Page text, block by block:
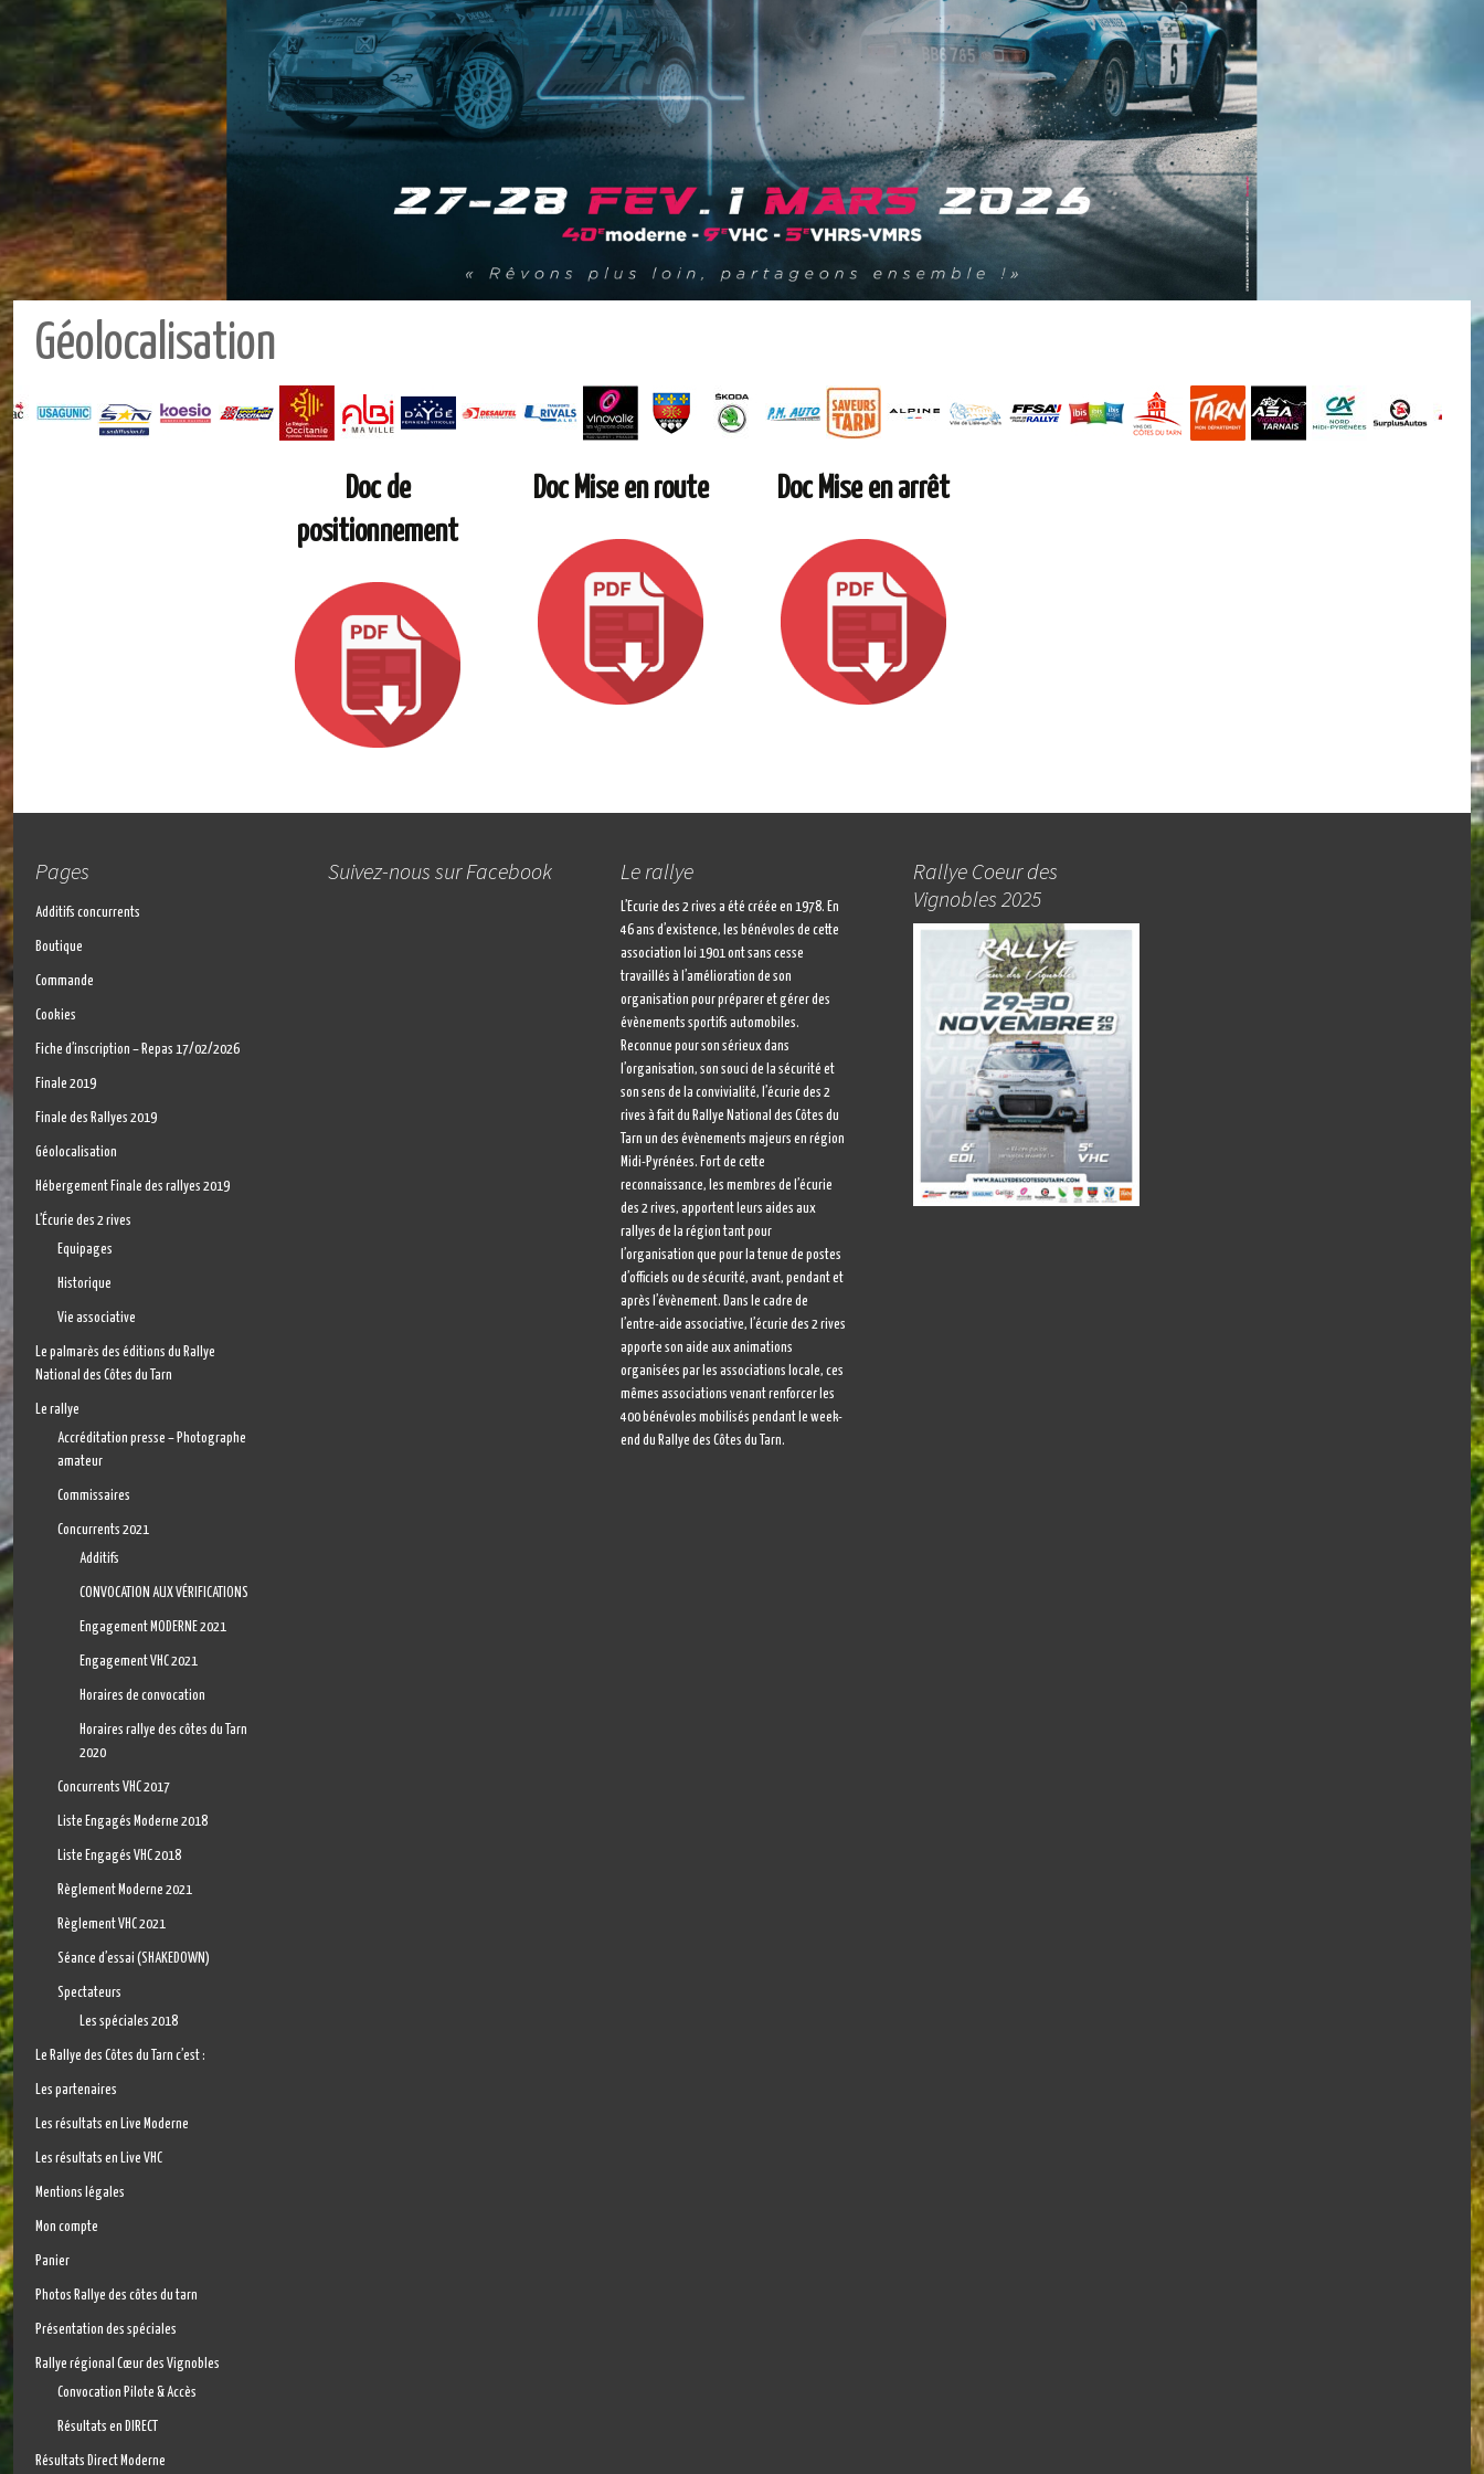
Géolocalisation
Doc de
positionnement
Doc Mise en route Doc Mise en arrêt
Pages
Additifs concurrents
Boutique
Commande
Cookies
Fiche d’inscription – Repas 17/02/2026
Finale 2019
Finale des Rallyes 2019
Géolocalisation
Hébergement Finale des rallyes 2019
L’Écurie des 2 rives
Equipages
Historique
Vie associative
Le palmarès des éditions du Rallye
National des Côtes du Tarn
Le rallye
Accréditation presse – Photographe
amateur
Commissaires
Concurrents 2021
Additifs
CONVOCATION AUX VÉRIFICATIONS
Engagement MODERNE 2021
Engagement VHC 2021
Horaires de convocation
Horaires rallye des côtes du Tarn
2020
Concurrents VHC 2017
Liste Engagés Moderne 2018
Liste Engagés VHC 2018
Règlement Moderne 2021
Règlement VHC 2021
Séance d’essai (SHAKEDOWN)
Spectateurs
Les spéciales 2018
Le Rallye des Côtes du Tarn c’est :
Les partenaires
Les résultats en Live Moderne
Les résultats en Live VHC
Mentions légales
Mon compte
Panier
Photos Rallye des côtes du tarn
Présentation des spéciales
Rallye régional Cœur des Vignobles
Convocation Pilote & Accès
Résultats en DIRECT
Résultats Direct Moderne
Suivez-nous sur Facebook Le rallye
L’Ecurie des 2 rives a été créée en 1978. En
46 ans d’existence, les bénévoles de cette
association loi 1901 ont sans cesse
travaillés à l’amélioration de son
organisation pour préparer et gérer des
évènements sportifs automobiles.
Reconnue pour son sérieux dans
l’organisation, son souci de la sécurité et
son sens de la convivialité, l’écurie des 2
rives à fait du Rallye National des Côtes du
Tarn un des évènements majeurs en région
Midi-Pyrénées. Fort de cette
reconnaissance, les membres de l’écurie
des 2 rives, apportent leurs aides aux
rallyes de la région tant pour
l’organisation que pour la tenue de postes
d’officiels ou de sécurité, avant, pendant et
après l’évènement. Dans le cadre de
l’entre-aide associative, l’écurie des 2 rives
apporte son aide aux animations
organisées par les associations locale, ces
mêmes associations venant renforcer les
400 bénévoles mobilisés pendant le week-
end du Rallye des Côtes du Tarn.
Rallye Coeur des
Vignobles 2025